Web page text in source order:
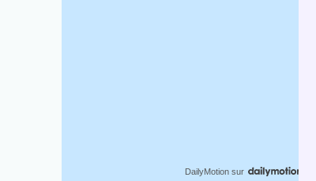
DailyMotion sur